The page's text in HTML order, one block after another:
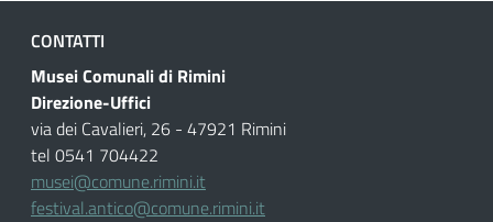
CONTATTI
Musei Comunali di Rimini
Direzione-Uffici
via dei Cavalieri, 26 - 47921 Rimini
tel 0541 704422
musei@comune.rimini.it
festival.antico@comune.rimini.it